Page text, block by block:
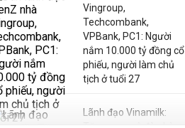
Vingroup,
Techcombank,
VPBank, PC1: Người
nắm 10.000 tỷ đồng cổ
phiếu, người làm chủ
tịch ở tuổi 27
Lãnh đạo Vinamilk: